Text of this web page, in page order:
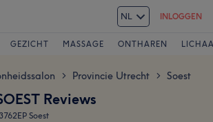
NL INLOGGEN
GEZICHT MASSAGE ONTHAREN
> Provincie Utrecht > Soest
Reviews
Soest